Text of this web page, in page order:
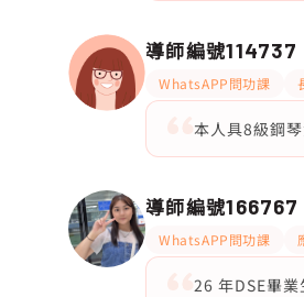
導師編號114737
WhatsAPP問功課
本人具8級鋼
導師編號166767
WhatsAPP問功課
26 年DSE畢